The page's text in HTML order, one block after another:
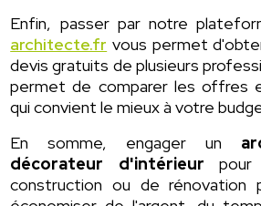
Enfin, passer par notre
architecte.fr vous permet
devis gratuits de plusieurs
permet de comparer les offres
qui convient le mieux à votre
En somme, engager un
décorateur d'intérieur
construction ou de rénovation